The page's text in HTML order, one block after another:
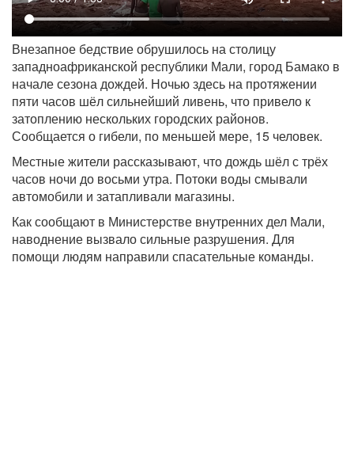
Внезапное бедствие обрушилось на столицу
западноафриканской республики Мали, город Бамако в
начале сезона дождей. Ночью здесь на протяжении
пяти часов шёл сильнейший ливень, что привело к
затоплению нескольких городских районов.
Сообщается о гибели, по меньшей мере, 15 человек.
Местные жители рассказывают, что дождь шёл с трёх
часов ночи до восьми утра. Потоки воды смывали
автомобили и затапливали магазины.
Как сообщают в Министерстве внутренних дел Мали,
наводнение вызвало сильные разрушения. Для
помощи людям направили спасательные команды.